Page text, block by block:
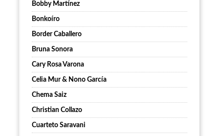
Bobby Martínez
Bonkoíro
Border Caballero
Bruna Sonora
Cary Rosa Varona
Celia Mur & Nono García
Chema Saiz
Christian Collazo
Cuarteto Saravani